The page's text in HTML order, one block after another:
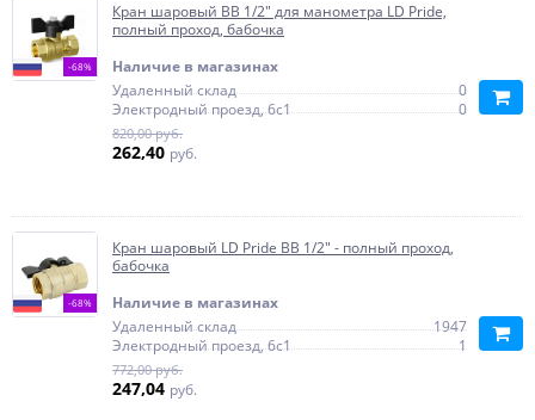
-68%
Кран шаровый ВВ 1/2" для манометра LD Pride,
полный проход, бабочка
Наличие в магазинах
Удаленный склад
0
Электродный проезд, 6с1
0
820,00 руб.
262,40 руб.
-68%
Кран шаровый LD Pride ВВ 1/2" - полный проход,
бабочка
Наличие в магазинах
Удаленный склад
1947
Электродный проезд, 6с1
1
772,00 руб.
247,04 руб.